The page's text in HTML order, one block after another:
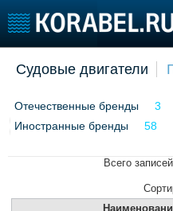
Пульс
Новости
Крюинг
Судовые двигатели
Отечественные бренды
3
Иностранные бренды
58
Всего